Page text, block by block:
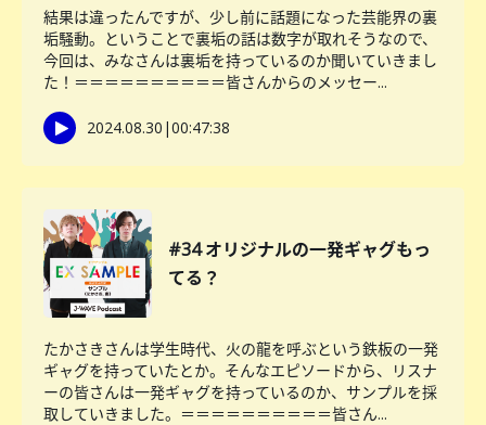
結果は違ったんですが、少し前に話題になった芸能界の裏
垢騒動。ということで裏垢の話は数字が取れそうなので、
今回は、みなさんは裏垢を持っているのか聞いていきまし
た！＝＝＝＝＝＝＝＝＝＝皆さんからのメッセー...
2024.08.30 |00:47:38
#34 オリジナルの一発ギャグもっ
てる？
たかさきさんは学生時代、火の龍を呼ぶという鉄板の一発
ギャグを持っていたとか。そんなエピソードから、リスナ
ーの皆さんは一発ギャグを持っているのか、サンプルを採
取していきました。＝＝＝＝＝＝＝＝＝＝皆さん...